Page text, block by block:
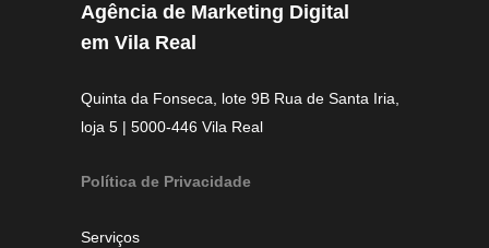
Agência de Marketing Digital
em Vila Real
Quinta da Fonseca, lote 9B Rua de Santa Iria,
loja 5 | 5000-446 Vila Real
Política de Privacidade
Serviços